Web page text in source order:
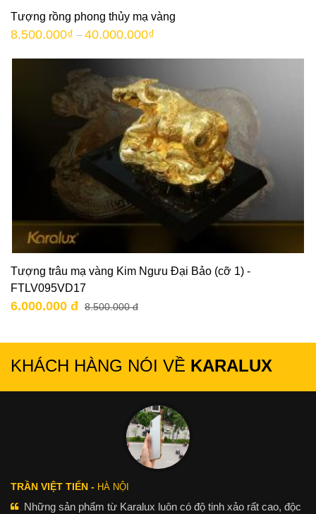
Tượng rồng phong thủy mạ vàng
8.500.000₫ – 40.000.000₫
Tượng trâu mạ vàng Kim Ngưu Đại Bảo (cỡ 1) -
FTLV095VD17
6.000.000 đ 8.500.000 đ
KHÁCH HÀNG NÓI VỀ KARALUX
TRẦN VIỆT TIẾN - HÀ NỘI
Những sản phẩm từ Karalux luôn có độ tinh xảo rất cao, độc